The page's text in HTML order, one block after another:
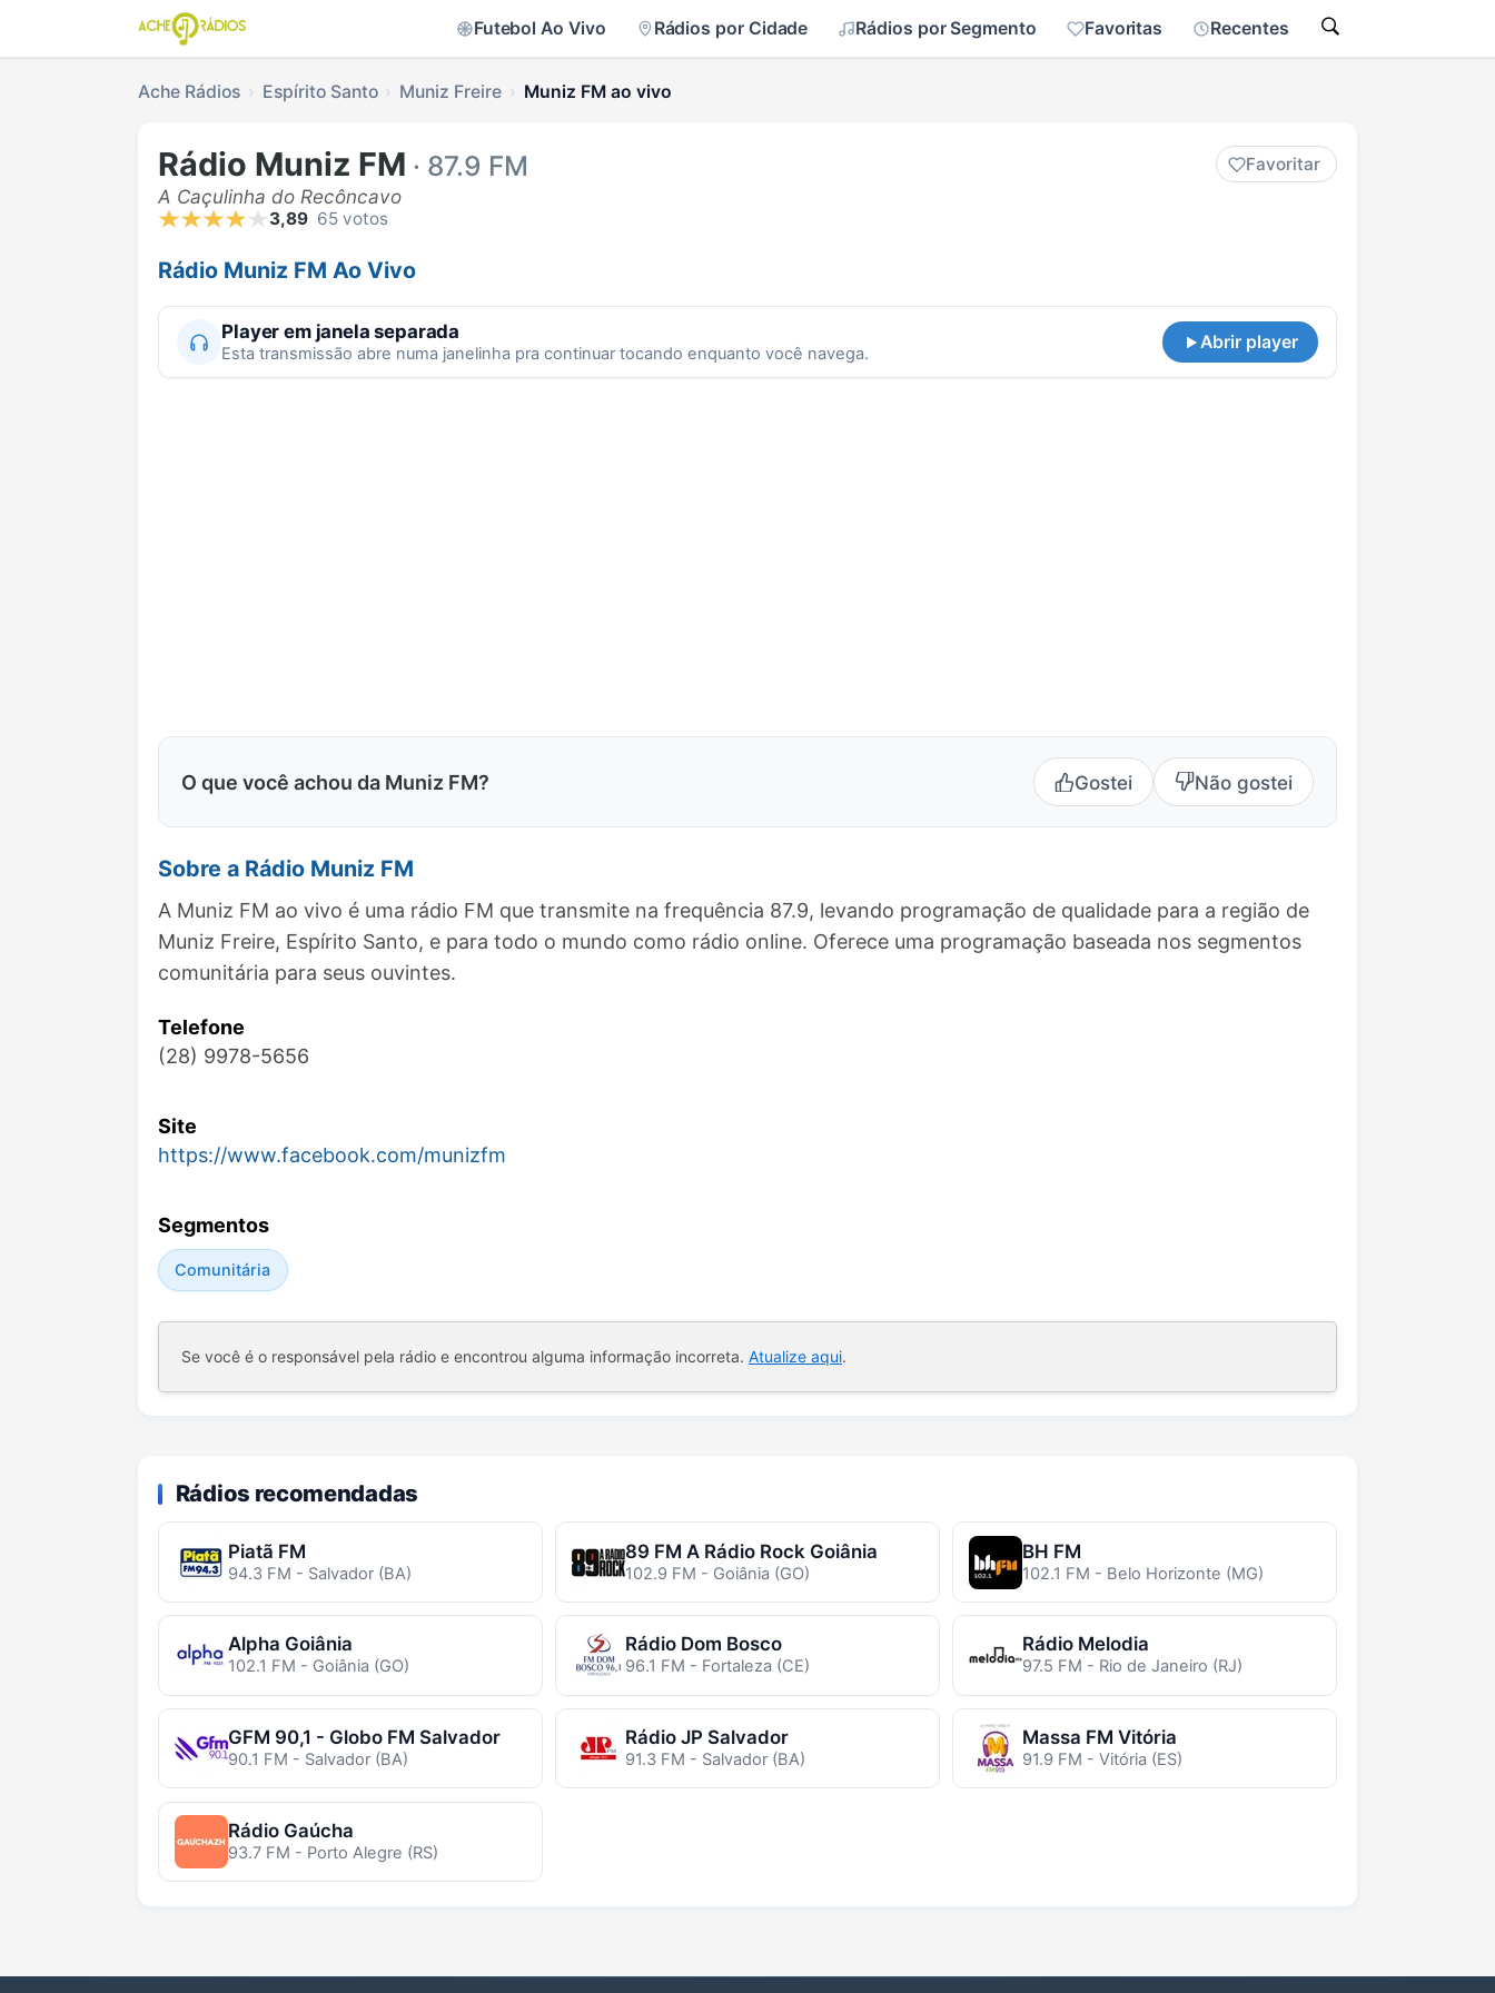
Futebol Ao Vivo Rádios por Cidade Rádios por Segmento Favoritas Recentes
Ache Rádios Espírito Santo Muniz Freire Muniz FM ao vivo
Rádio Muniz FM · 87.9 FM
A Caçulinha do Recôncavo
Favoritar
3,89 65 votos
Rádio Muniz FM Ao Vivo
Player em janela separada
Esta transmissão abre numa janelinha pra continuar tocando enquanto você navega.
Abrir player
O que você achou da Muniz FM? Gostei Não gostei
Sobre a Rádio Muniz FM
A Muniz FM ao vivo é uma rádio FM que transmite na frequência 87.9, levando programação de qualidade para a região de
Muniz Freire, Espírito Santo, e para todo o mundo como rádio online. Oferece uma programação baseada nos segmentos
comunitária para seus ouvintes.
Telefone
(28) 9978-5656
Site
https://www.facebook.com/munizfm
Segmentos
Comunitária
Se você é o responsável pela rádio e encontrou alguma informação incorreta. Atualize aqui.
Rádios recomendadas
Piatã FM
94.3 FM - Salvador (BA)
89 FM A Rádio Rock Goiânia
102.9 FM - Goiânia (GO)
BH FM
102.1 FM - Belo Horizonte (MG)
Alpha Goiânia
102.1 FM - Goiânia (GO)
Rádio Dom Bosco
96.1 FM - Fortaleza (CE)
Rádio Melodia
97.5 FM - Rio de Janeiro (RJ)
GFM 90,1 - Globo FM Salvador
90.1 FM - Salvador (BA)
Rádio JP Salvador
91.3 FM - Salvador (BA)
Massa FM Vitória
91.9 FM - Vitória (ES)
Rádio Gaúcha
93.7 FM - Porto Alegre (RS)